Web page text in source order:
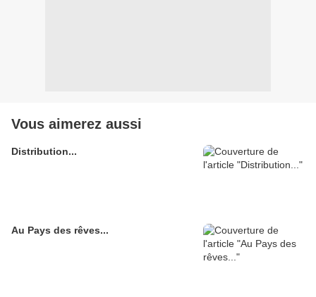
Vous aimerez aussi
Distribution...
Au Pays des rêves...